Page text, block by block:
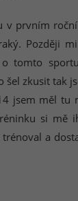
v prvním
Později
tomto
zkusit tak
jsem měl tu
si mě
a